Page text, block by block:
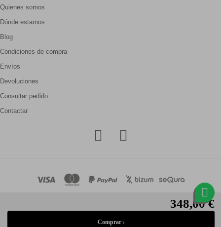
348,00 €
Quienes somos
Dónde estamos
Blog
Condiciones de compra
Envíos
Devoluciones
Consultar pedido
Contactar